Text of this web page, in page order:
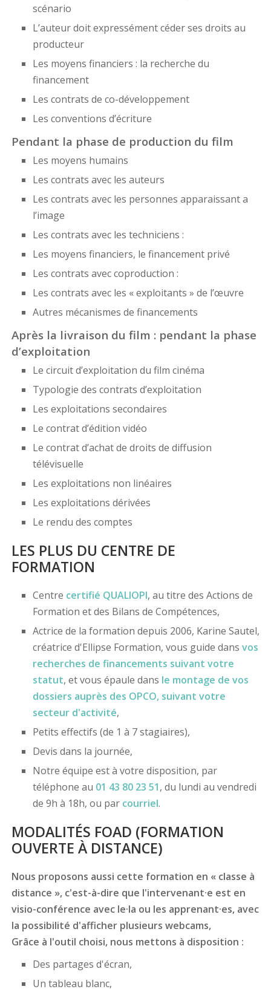
scénario
L’auteur doit expressément céder ses droits au
producteur
Les moyens financiers : la recherche du
financement
Les contrats de co-développement
Les conventions d’écriture
Pendant la phase de production du film
Les moyens humains
Les contrats avec les auteurs
Les contrats avec les personnes apparaissant a
l’image
Les contrats avec les techniciens :
Les moyens financiers, le financement privé
Les contrats avec coproduction :
Les contrats avec les « exploitants » de l’œuvre
Autres mécanismes de financements
Après la livraison du film : pendant la phase
d’exploitation
Le circuit d’exploitation du film cinéma
Typologie des contrats d’exploitation
Les exploitations secondaires
Le contrat d’édition vidéo
Le contrat d’achat de droits de diffusion
télévisuelle
Les exploitations non linéaires
Les exploitations dérivées
Le rendu des comptes
LES PLUS DU CENTRE DE
FORMATION
Centre certifié QUALIOPI, au titre des Actions de
Formation et des Bilans de Compétences,
Actrice de la formation depuis 2006, Karine Sautel,
créatrice d'Ellipse Formation, vous guide dans vos
recherches de financements suivant votre
statut, et vous épaule dans le montage de vos
dossiers auprès des OPCO, suivant votre
secteur d'activité,
Petits effectifs (de 1 à 7 stagiaires),
Devis dans la journée,
Notre équipe est à votre disposition, par
téléphone au 01 43 80 23 51, du lundi au vendredi
de 9h à 18h, ou par courriel.
MODALITÉS FOAD (FORMATION
OUVERTE À DISTANCE)
Nous proposons aussi cette formation en « classe à
distance », c'est-à-dire que l'intervenant·e est en
visio-conférence avec le·la ou les apprenant·es, avec
la possibilité d'afficher plusieurs webcams,
Grâce à l'outil choisi, nous mettons à disposition :
Des partages d'écran,
Un tableau blanc,